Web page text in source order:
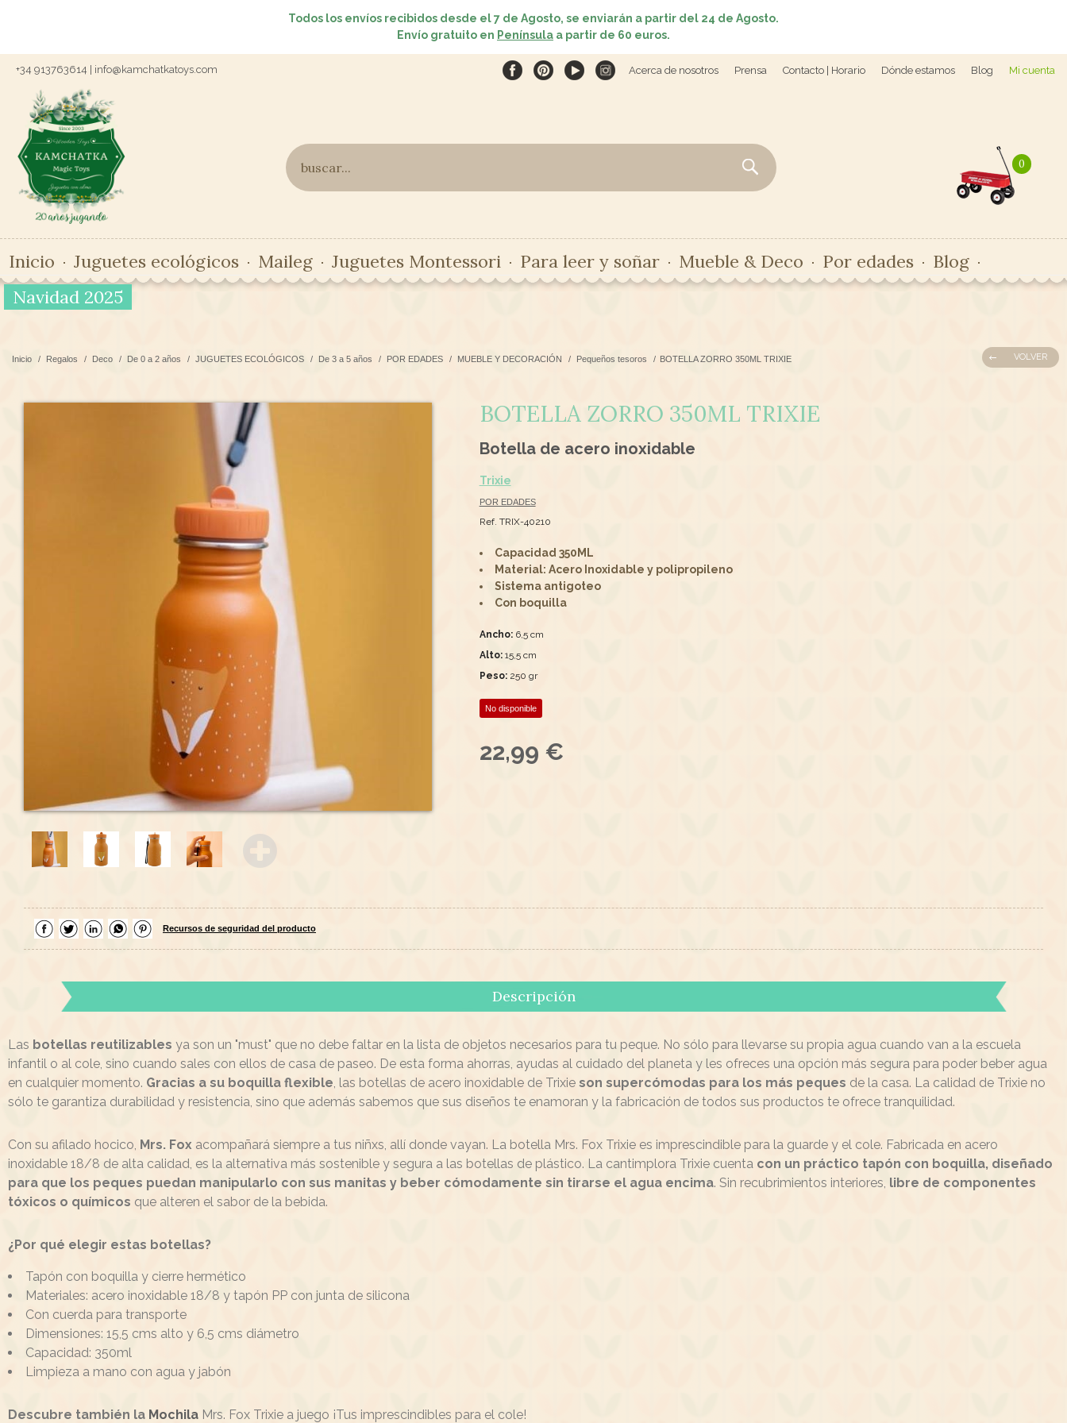
Todos los envíos recibidos desde el 7 de Agosto, se enviarán a partir del 24 de Agosto.
Envío gratuito en Península a partir de 60 euros.
+34 913763614 | info@kamchatkatoys.com Acerca de nosotros Prensa Contacto | Horario Dónde estamos Blog Mi cuenta
0
Inicio Juguetes ecológicos Maileg Juguetes Montessori Para leer y soñar Mueble & Deco Por edades
Blog
Navidad 2025
Inicio / Regalos / Deco / De 0 a 2 años / JUGUETES ECOLÓGICOS / De 3 a 5 años / POR EDADES / MUEBLE Y DECORACIÓN / Pequeños tesoros / BOTELLA ZORRO 350ML TRIXIE VOLVER
BOTELLA ZORRO 350ML TRIXIE
Botella de acero inoxidable
Trixie
POR EDADES
Ref. TRIX-40210
Capacidad 350ML
Material: Acero Inoxidable y polipropileno
Sistema antigoteo
Con boquilla
Ancho: 6,5 cm
Alto: 15,5 cm
Peso: 250 gr
No disponible
22,99 €
Recursos de seguridad del producto
Descripción
Las botellas reutilizables ya son un "must" que no debe faltar en la lista de objetos necesarios para tu peque. No sólo para llevarse su propia agua cuando van a la escuela
infantil o al cole, sino cuando sales con ellos de casa de paseo. De esta forma ahorras, ayudas al cuidado del planeta y les ofreces una opción más segura para poder beber agua
en cualquier momento. Gracias a su boquilla flexible , las botellas de acero inoxidable de Trixie son supercómodas para los más peques de la casa. La calidad de Trixie no
sólo te garantiza durabilidad y resistencia, sino que además sabemos que sus diseños te enamoran y la fabricación de todos sus productos te ofrece tranquilidad.
Con su afilado hocico, Mrs. Fox acompañará siempre a tus niñxs, allí donde vayan. La botella Mrs. Fox Trixie es imprescindible para la guarde y el cole. Fabricada en acero
inoxidable 18/8 de alta calidad, es la alternativa más sostenible y segura a las botellas de plástico. La cantimplora Trixie cuenta con un práctico tapón con boquilla, diseñado
para que los peques puedan manipularlo con sus manitas y beber cómodamente sin tirarse el agua encima. Sin recubrimientos interiores, libre de componentes
tóxicos o químicos que alteren el sabor de la bebida.
¿Por qué elegir estas botellas?
Tapón con boquilla y cierre hermético
Materiales: acero inoxidable 18/8 y tapón PP con junta de silicona
Con cuerda para transporte
Dimensiones: 15,5 cms alto y 6,5 cms diámetro
Capacidad: 350ml
Limpieza a mano con agua y jabón
Descubre también la Mochila Mrs. Fox Trixie a juego ¡Tus imprescindibles para el cole!